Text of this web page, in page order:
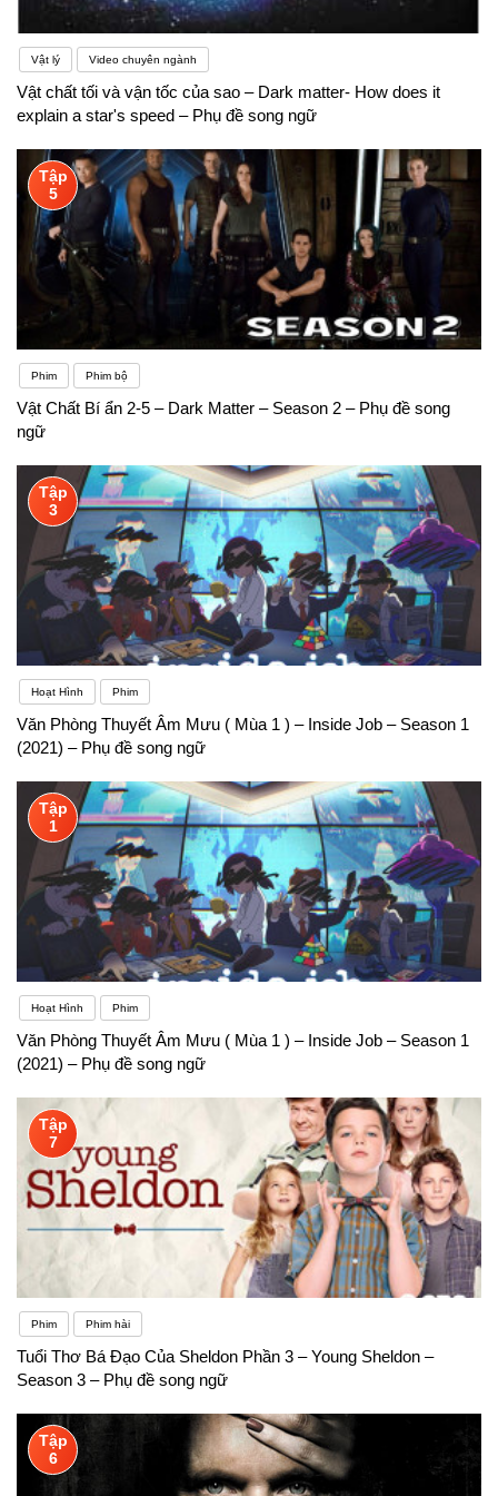
tình huống phát sinh trong công việc, vì thế đây là
một trong những khó khăn đối với người tự ti và rụt
rè. Nhìn chung những khó khăn nêu trên chúng ta
niềm đam mê với ngành học này.
Vật lý Video chuyên ngành
Vật chất tối và vận tốc của sao – Dark matter- How does it
explain a star's speed – Phụ đề song ngữ
Tập
5
Phim Phim bộ
Vật Chất Bí ẩn 2-5 – Dark Matter – Season 2 – Phụ đề song
ngữ
Tập
3
Hoạt Hình Phim
Văn Phòng Thuyết Âm Mưu ( Mùa 1 ) – Inside Job – Season 1
(2021) – Phụ đề song ngữ
Tập
1
Hoạt Hình Phim
Văn Phòng Thuyết Âm Mưu ( Mùa 1 ) – Inside Job – Season 1
(2021) – Phụ đề song ngữ
Tập
7
Phim Phim hài
Tuổi Thơ Bá Đạo Của Sheldon Phần 3 – Young Sheldon –
Season 3 – Phụ đề song ngữ
Tập
6